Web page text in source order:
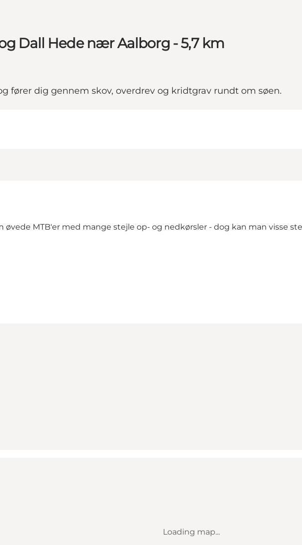
Dall Hede nær Aalborg - 5,7 km
fører dig gennem skov, overdrev og kridtgrav rundt om søen.
øvede MTB'er med mange stejle op- og nedkørsler - dog kan man visse
Loading map...